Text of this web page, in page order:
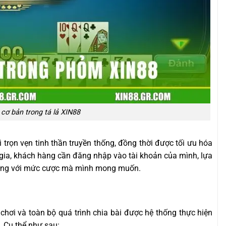
bản trong tá lả XIN88
vẹn tinh thần truyền thống, đồng thời được tối ưu hóa
khách hàng cần đăng nhập vào tài khoản của mình, lựa
với mức cược mà mình mong muốn.
và toàn bộ quá trình chia bài được hệ thống thực hiện